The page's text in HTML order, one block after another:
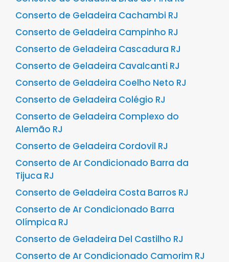
Conserto de Geladeira Cachambi RJ
Conserto de Geladeira Campinho RJ
Conserto de Geladeira Cascadura RJ
Conserto de Geladeira Cavalcanti RJ
Conserto de Geladeira Coelho Neto RJ
Conserto de Geladeira Colégio RJ
Conserto de Geladeira Complexo do
Alemão RJ
Conserto de Geladeira Cordovil RJ
Conserto de Ar Condicionado Barra da
Tijuca RJ
Conserto de Geladeira Costa Barros RJ
Conserto de Ar Condicionado Barra
Olímpica RJ
Conserto de Geladeira Del Castilho RJ
Conserto de Ar Condicionado Camorim RJ